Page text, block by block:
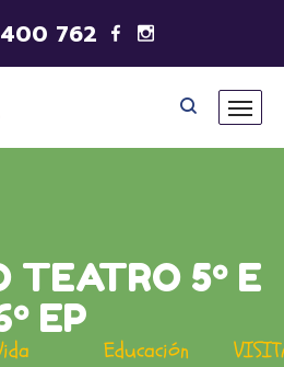
762
TEATRO 5º E
EP
Educación